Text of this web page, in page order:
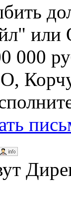
000